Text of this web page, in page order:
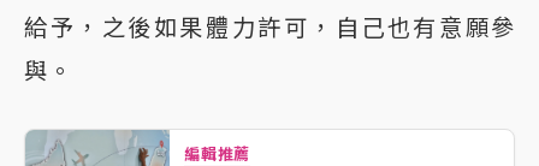
給予，之後如果體力許可，自己也有意願參
與。
編輯推薦